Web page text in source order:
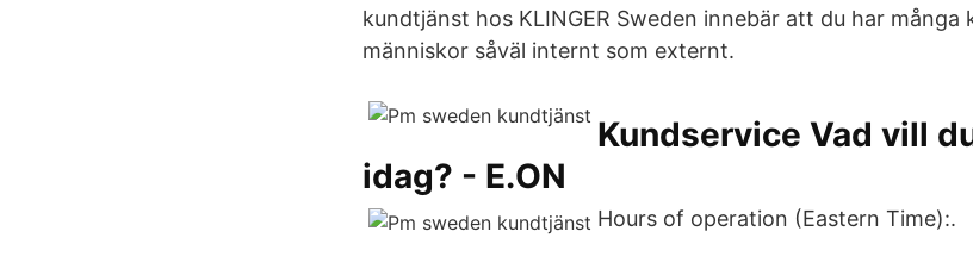
kundtjänst hos KLINGER Sweden innebär att du har många
människor såväl internt som externt.
Kundservice Vad vill
idag? - E.ON
Hours of operation (Eastern Time):.